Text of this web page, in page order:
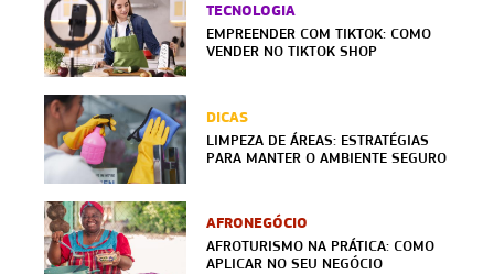
TECNOLOGIA
EMPREENDER COM TIKTOK: COMO
VENDER NO TIKTOK SHOP
DICAS
LIMPEZA DE ÁREAS: ESTRATÉGIAS
PARA MANTER O AMBIENTE SEGURO
AFRONEGÓCIO
AFROTURISMO NA PRÁTICA: COMO
APLICAR NO SEU NEGÓCIO